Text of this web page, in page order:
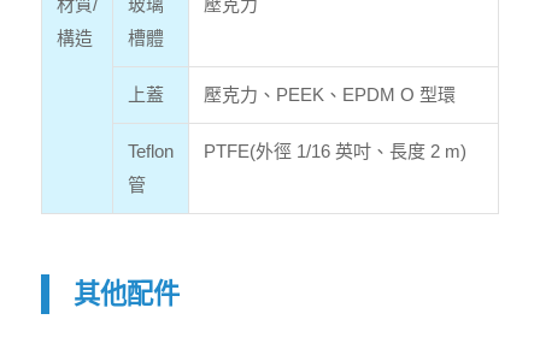
構造
槽體
上蓋 壓克力、PEEK、EPDM O 型環
Teflon
管
PTFE(外徑 1/16 英吋、長度 2 m)
其他配件